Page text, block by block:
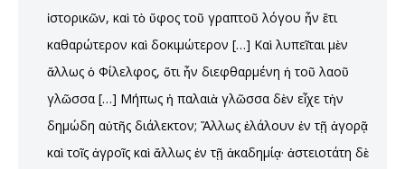
ἱστορικῶν, καὶ τὸ ὕφος τοῦ γραπτοῦ λόγου ἦν ἔτι
καθαρώτερον καὶ δοκιμώτερον […] Καὶ λυπεῖται μὲν
ἄλλως ὁ Φίλελφος, ὅτι ἦν διεφθαρμένη ἡ τοῦ λαοῦ
γλῶσσα […] Μήπως ἡ παλαιὰ γλῶσσα δὲν εἶχε τὴν
δημώδη αὐτῆς διάλεκτον; Ἄλλως ἐλάλουν ἐν τῇ ἀγορᾷ
καὶ τοῖς ἀγροῖς καὶ ἄλλως ἐν τῇ ἀκαδημίᾳ· ἀστειοτάτη δὲ